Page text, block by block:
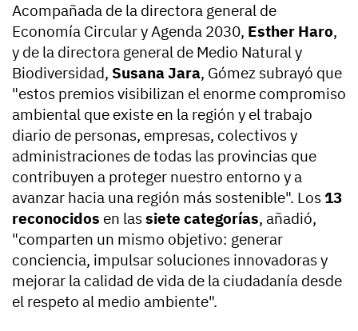
Acompañada de la directora general de
Economía Circular y Agenda 2030, Esther Haro,
y de la directora general de Medio Natural y
Biodiversidad, Susana Jara, Gómez subrayó que
"estos premios visibilizan el enorme compromiso
ambiental que existe en la región y el trabajo
diario de personas, empresas, colectivos y
administraciones de todas las provincias que
contribuyen a proteger nuestro entorno y a
avanzar hacia una región más sostenible". Los 13
reconocidos en lassiete categorías, añadió,
"comparten un mismo objetivo: generar
conciencia, impulsar soluciones innovadoras y
mejorar la calidad de vida de la ciudadanía desde
el respeto al medio ambiente".